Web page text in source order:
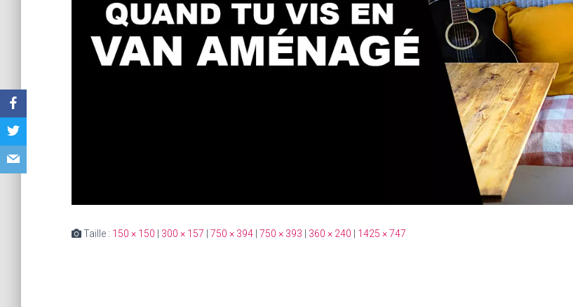
Taille : 150 × 150 | 300 × 157 | 750 × 394 | 750 × 393 | 360 × 240 | 1425 × 747